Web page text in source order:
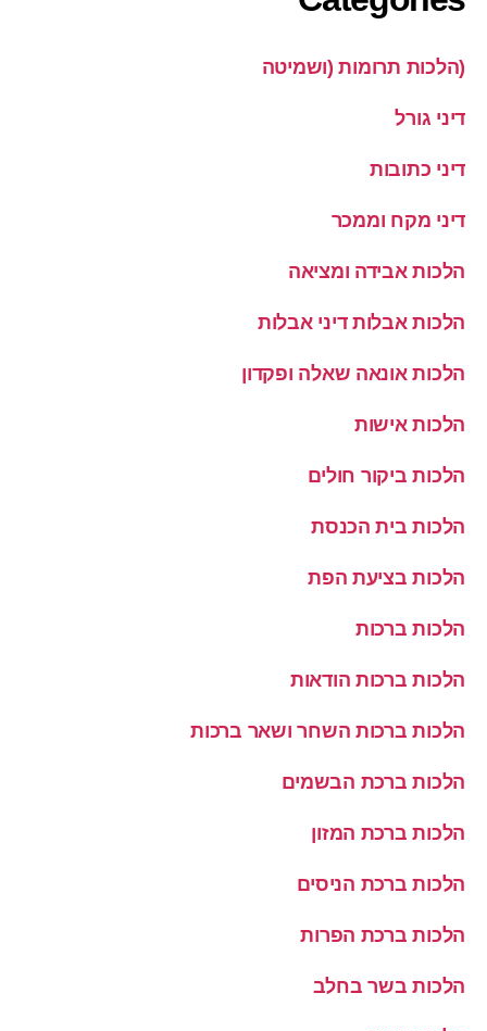
(הלכות תרומות (ושמיטה
דיני גורל
דיני כתובות
דיני מקח וממכר
הלכות אבידה ומציאה
הלכות אבלות דיני אבלות
הלכות אונאה שאלה ופקדון
הלכות אישות
הלכות ביקור חולים
הלכות בית הכנסת
הלכות בציעת הפת
הלכות ברכות
הלכות ברכות הודאות
הלכות ברכות השחר ושאר ברכות
הלכות ברכת הבשמים
הלכות ברכת המזון
הלכות ברכת הניסים
הלכות ברכת הפרות
הלכות בשר בחלב